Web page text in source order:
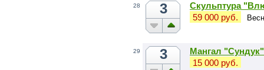
28 3
Скульптура
59 000 руб.
29 3
Мангал
15 000 руб.